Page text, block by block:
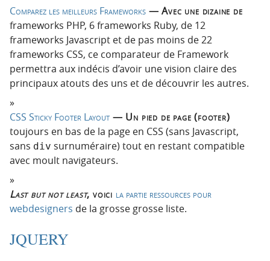
Comparez les meilleurs Frameworks — Avec une dizaine de
frameworks PHP, 6 frameworks Ruby, de 12
frameworks Javascript et de pas moins de 22
frameworks CSS, ce comparateur de Framework
permettra aux indécis d’avoir une vision claire des
principaux atouts des uns et de découvrir les autres.
CSS Sticky Footer Layout — Un pied de page (footer)
toujours en bas de la page en CSS (sans Javascript,
sans div surnuméraire) tout en restant compatible
avec moult navigateurs.
Last but not least, voici la partie ressources pour
webdesigners de la grosse grosse liste.
JQUERY